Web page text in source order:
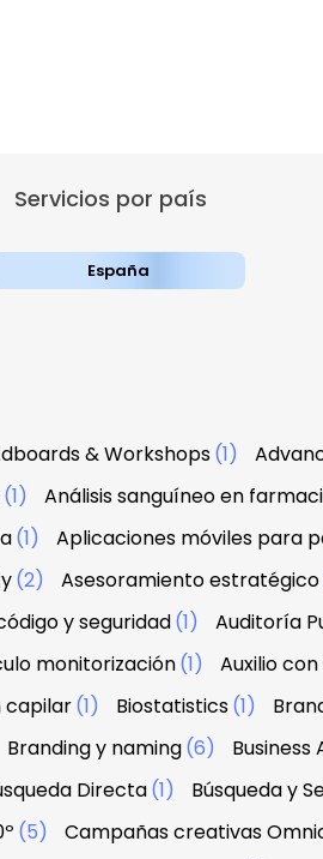
Servicios por país
España
& Workshops(1)
(1) Análisis sanguíneo en
(1) Aplicaciones móviles para
(2) Asesoramiento estratégico
y seguridad(1) Auditoría
monitorización(1) Auxilio con
capilar(1) Biostatistics(1)
Branding y naming(6) Business
Directa(1) Búsqueda y
(5) Campañas creativas